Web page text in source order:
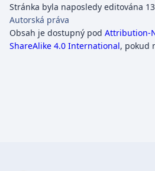
Stránka byla naposledy editována
Autorská práva
Obsah je dostupný pod Attribution-
ShareAlike 4.0 International, pokud